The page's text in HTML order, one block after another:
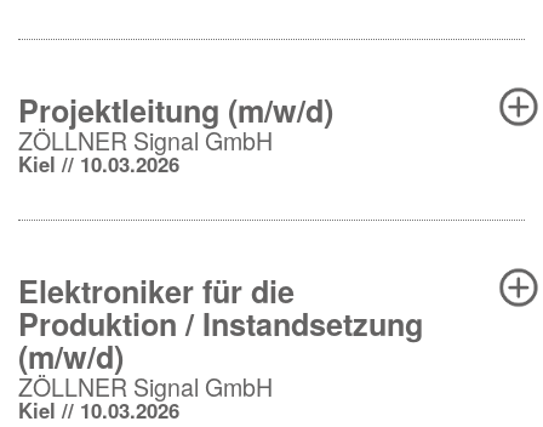
Projektleitung (m/w/d)
ZÖLLNER Signal GmbH
Kiel // 10.03.2026
Elektroniker für die
Produktion / Instandsetzung
(m/w/d)
ZÖLLNER Signal GmbH
Kiel // 10.03.2026